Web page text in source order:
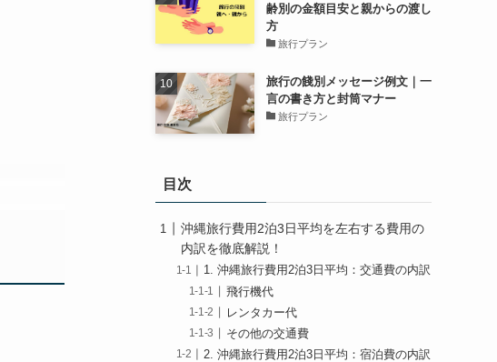
齢別の金額目安と親からの渡し
方
旅行プラン
旅行の餞別メッセージ例文｜一
言の書き方と封筒マナー
旅行プラン
目次
沖縄旅行費用2泊3日平均を左右する費用の
内訳を徹底解説！
1. 沖縄旅行費用2泊3日平均：交通費の内訳
飛行機代
レンタカー代
その他の交通費
2. 沖縄旅行費用2泊3日平均：宿泊費の内訳